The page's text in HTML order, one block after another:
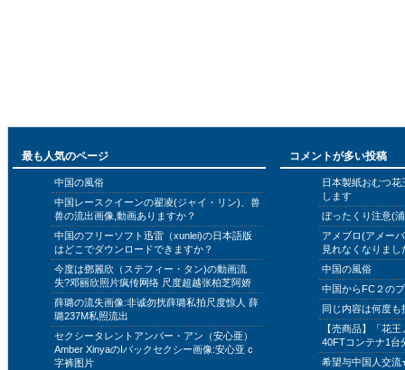
最も人気のページ
中国の風俗
中国レースクイーンの翟凌(ジャイ・リン)、兽
兽の流出画像,動画ありますか？
中国のフリーソフト迅雷（xunlei)の日本語版
はどこでダウンロードできますか？
今度は鄧麗欣（ステフィー・タン)の動画流
失?邓丽欣照片疯传网络 尺度超越张柏芝阿娇
薛璐の流失画像:非诚勿扰薛璐私拍尺度惊人 薛
璐237M私照流出
セクシータレントアンバー・アン（安心亜）
Amber XinyaのIバックセクシー画像:安心亚 c
字裤图片
コメントが多い投稿
日本製紙おむつ
します
ぼったくり注意(
アメブロ(アメー
見れなくなりまし
中国の風俗
中国からFC２の
同じ内容は何度
【売商品】「花
40FTコンテナ1台
希望与中国人交